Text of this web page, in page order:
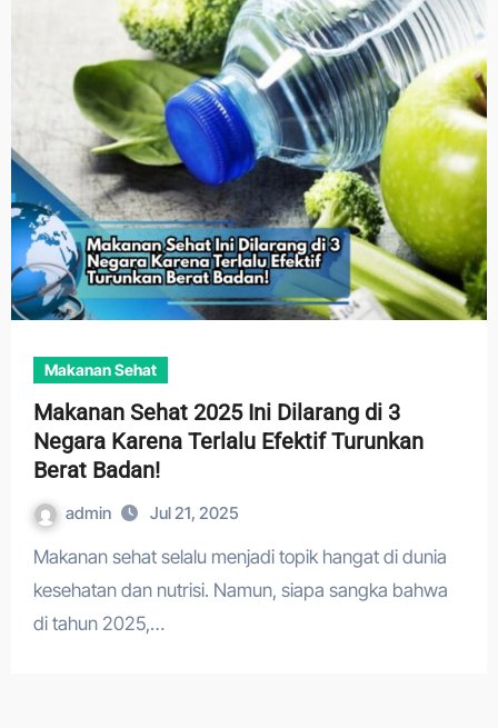
Makanan Sehat
Makanan Sehat 2025 Ini Dilarang di 3
Negara Karena Terlalu Efektif Turunkan
Berat Badan!
admin Jul 21, 2025
Makanan sehat selalu menjadi topik hangat di dunia
kesehatan dan nutrisi. Namun, siapa sangka bahwa
di tahun 2025,…